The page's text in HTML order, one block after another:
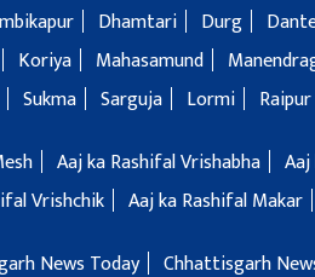
Dhamtari Durg
Koriya Mahasamund
Sukma Sarguja Lormi Raipur
Aaj ka Rashifal Vrishabha
Vrishchik Aaj ka Rashifal Makar
News Today Chhattisgarh